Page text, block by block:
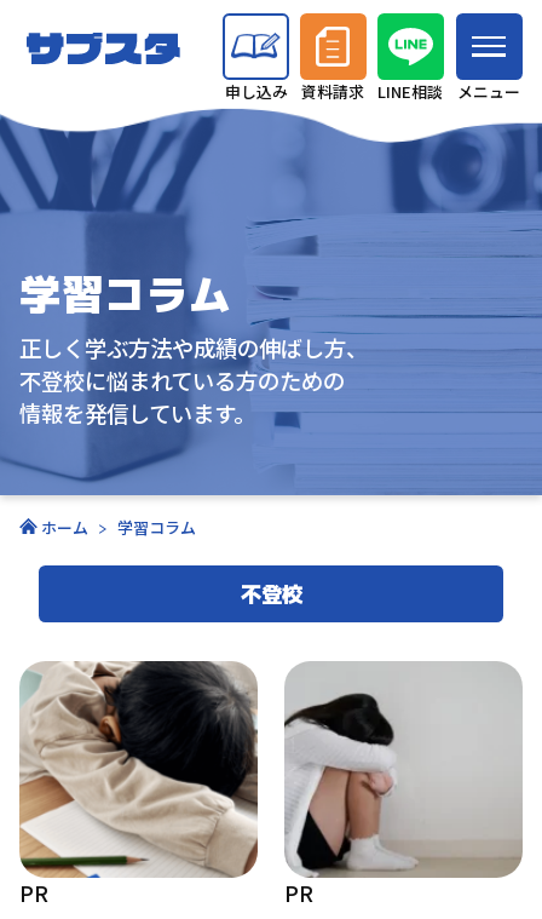
申し込み 資料請求 LINE相談
学習コラム
正しく学ぶ方法や成績の伸ばし方、
不登校に悩まれている方のための
情報を発信しています。
ホーム 学習コラム
不登校
PR
PR